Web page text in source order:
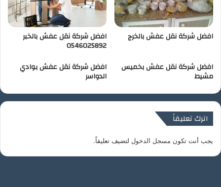
افضل شركة نقل عفش بالخرج افضل شركة نقل عفش بالخبر
0546025892
افضل شركة نقل عفش بخميس
مشيط
افضل شركة نقل عفش بوادي
الدواسر
اترك تعليقاً
يجب أنت تكون مسجل الدخول لتضيف تعليقاً.